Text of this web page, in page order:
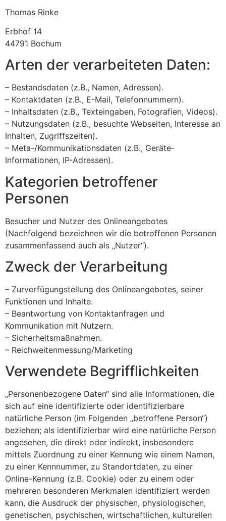
Thomas Rinke
Erbhof 14
44791 Bochum
Arten der verarbeiteten Daten:
– Bestandsdaten (z.B., Namen, Adressen).
– Kontaktdaten (z.B., E-Mail, Telefonnummern).
– Inhaltsdaten (z.B., Texteingaben, Fotografien, Videos).
– Nutzungsdaten (z.B., besuchte Webseiten, Interesse an
Inhalten, Zugriffszeiten).
– Meta-/Kommunikationsdaten (z.B., Geräte-
Informationen, IP-Adressen).
Kategorien betroffener
Personen
Besucher und Nutzer des Onlineangebotes
(Nachfolgend bezeichnen wir die betroffenen Personen
zusammenfassend auch als „Nutzer“).
Zweck der Verarbeitung
– Zurverfügungstellung des Onlineangebotes, seiner
Funktionen und Inhalte.
– Beantwortung von Kontaktanfragen und
Kommunikation mit Nutzern.
– Sicherheitsmaßnahmen.
– Reichweitenmessung/Marketing
Verwendete Begrifflichkeiten
„Personenbezogene Daten“ sind alle Informationen, die
sich auf eine identifizierte oder identifizierbare
natürliche Person (im Folgenden „betroffene Person“)
beziehen; als identifizierbar wird eine natürliche Person
angesehen, die direkt oder indirekt, insbesondere
mittels Zuordnung zu einer Kennung wie einem Namen,
zu einer Kennnummer, zu Standortdaten, zu einer
Online-Kennung (z.B. Cookie) oder zu einem oder
mehreren besonderen Merkmalen identifiziert werden
kann, die Ausdruck der physischen, physiologischen,
genetischen, psychischen, wirtschaftlichen, kulturellen